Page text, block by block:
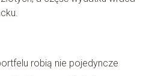
robią nie pojedyncze